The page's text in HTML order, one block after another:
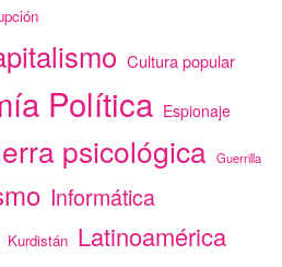
Cultura popular
Política Espionaje
psicológica Guerrilla
Informática
Kurdistán Latinoamérica